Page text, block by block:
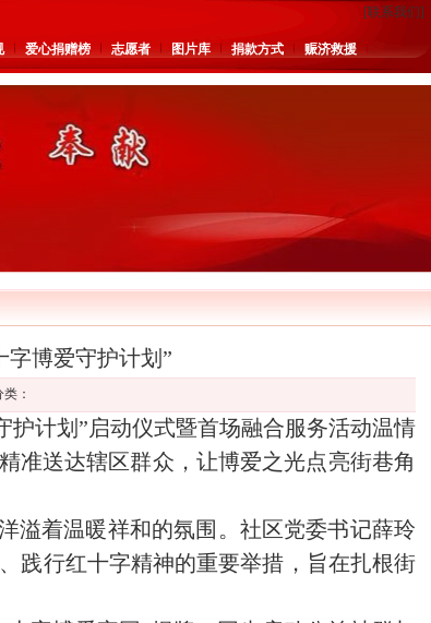
[联系我们]
爱心捐赠榜 志愿者 图片库 捐款方式 赈济救援
字博爱守护计划”
：
护计划”启动仪式暨首场融合服务活动温情
准送达辖区群众，让博爱之光点亮街巷角
溢着温暖祥和的氛围。社区党委书记薛玲
践行红十字精神的重要举措，旨在扎根街